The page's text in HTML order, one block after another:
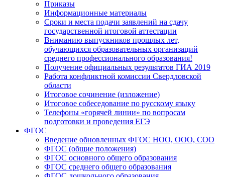
Приказы
Информационные материалы
Сроки и места подачи заявлений на сдачу
государственной итоговой аттестации
Вниманию выпускников прошлых лет,
обучающихся образовательных организаций
среднего профессионального образования!
Получение официальных результатов ГИА 2019
Работа конфликтной комиссии Свердловской
области
Итоговое сочинение (изложение)
Итоговое собеседование по русскому языку
Телефоны «горячей линии» по вопросам
подготовки и проведения ЕГЭ
ФГОС
Введение обновленных ФГОС НОО, ООО, СОО
ФГОС (общие положения)
ФГОС основного общего образования
ФГОС среднего общего образования